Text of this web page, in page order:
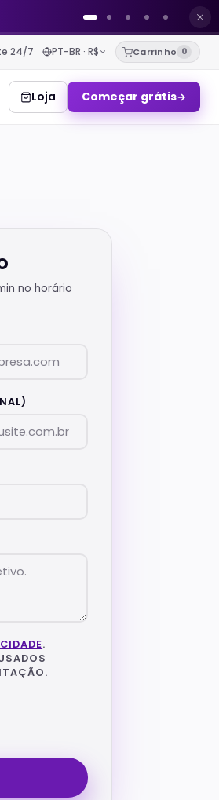
24/7· PT-BR · R$ · Carrinho 0
Loja Começar grátis
no horário
.